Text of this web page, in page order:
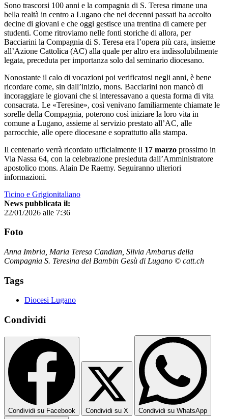
Sono trascorsi 100 anni e la compagnia di S. Teresa rimane una
bella realtà in centro a Lugano che nei decenni passati ha accolto
decine di giovani e che oggi gestisce una trentina di camere per
studenti. Come ritroviamo nelle fonti storiche di allora, per
Bacciarini la Compagnia di S. Teresa era l’opera più cara, insieme
all’Azione Cattolica (AC) alla quale per altro era indissolubilmente
legata, preceduta per importanza solo dal seminario diocesano.
Nonostante il calo di vocazioni poi verificatosi negli anni, è bene
ricordare come, sin dall’inizio, mons. Bacciarini non mancò di
incoraggiare le giovani che si interessavano a questa forma di vita
consacrata. Le «Teresine», così venivano familiarmente chiamate le
sorelle della Compagnia, poterono così iniziare la loro vita in
comune a Lugano, assieme al servizio prestato all’AC, alle
parrocchie, alle opere diocesane e soprattutto alla stampa.
Il centenario verrà ricordato ufficialmente il 17 marzo prossimo in
Via Nassa 64, con la celebrazione presieduta dall’Amministratore
apostolico mons. Alain De Raemy. Seguiranno ulteriori
informazioni.
Ticino e Grigionitaliano
News pubblicata il:
22/01/2026 alle 7:36
Foto
Anna Imbria, Maria Teresa Candian, Silvia Ambarus della
Compagnia S. Teresina del Bambin Gesù di Lugano © catt.ch
Tags
Diocesi Lugano
Condividi
Condividi su Facebook Condividi su X Condividi su WhatsApp